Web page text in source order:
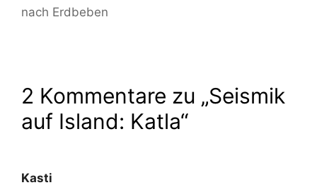
nach Erdbeben
2 Kommentare zu „Seismik
auf Island: Katla“
Kasti